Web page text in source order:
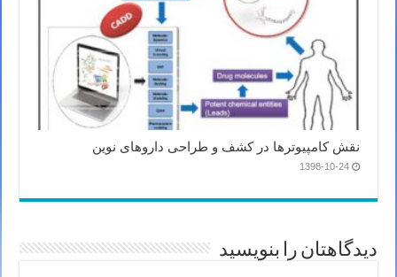
نقش کامپیوترها در کشف و طراحی داروهای نوین
1398-10-24
دیدگاهتان را بنویسید